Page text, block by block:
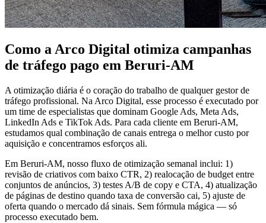
Como a Arco Digital otimiza campanhas
de tráfego pago em Beruri-AM
A otimização diária é o coração do trabalho de qualquer gestor de
tráfego profissional. Na Arco Digital, esse processo é executado por
um time de especialistas que dominam Google Ads, Meta Ads,
LinkedIn Ads e TikTok Ads. Para cada cliente em Beruri-AM,
estudamos qual combinação de canais entrega o melhor custo por
aquisição e concentramos esforços ali.
Em Beruri-AM, nosso fluxo de otimização semanal inclui: 1)
revisão de criativos com baixo CTR, 2) realocação de budget entre
conjuntos de anúncios, 3) testes A/B de copy e CTA, 4) atualização
de páginas de destino quando taxa de conversão cai, 5) ajuste de
oferta quando o mercado dá sinais. Sem fórmula mágica — só
processo executado bem.